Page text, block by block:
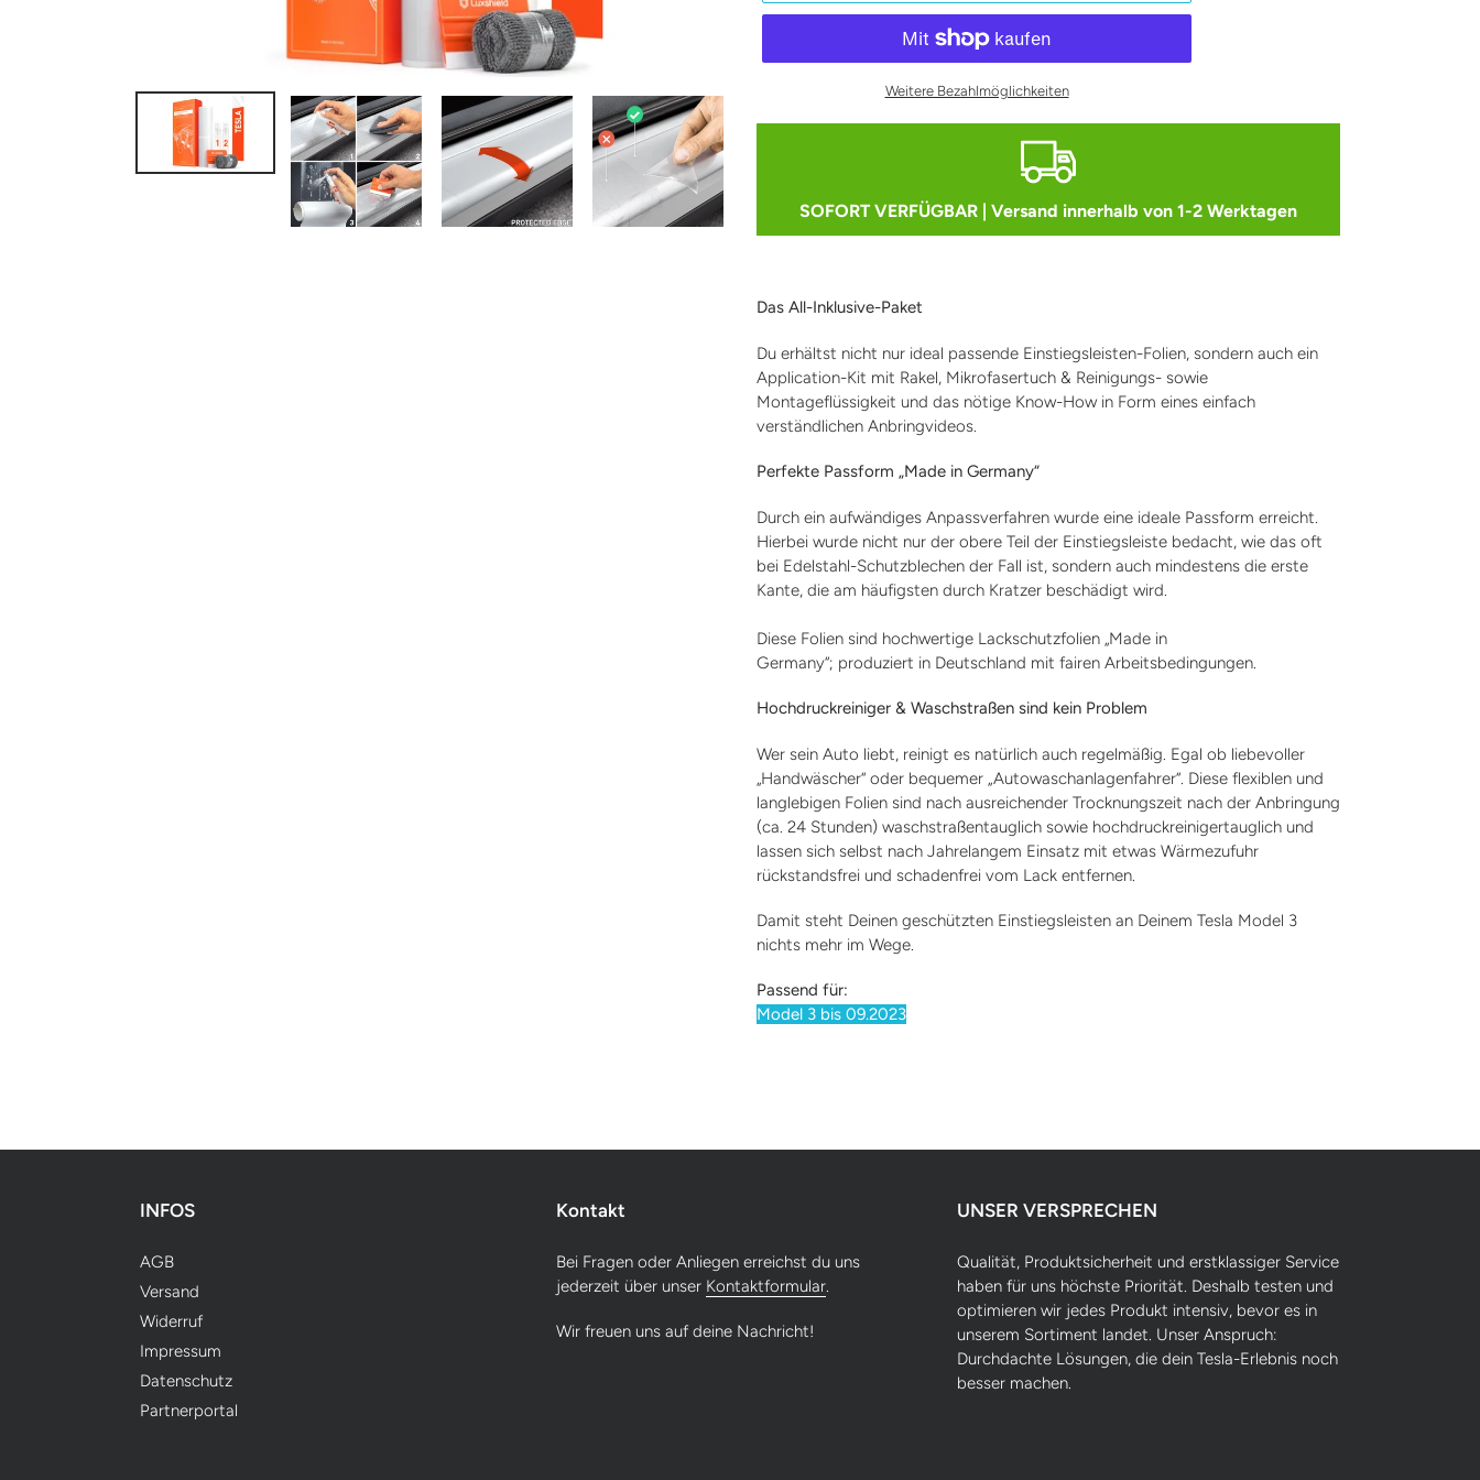
Weitere Bezahlmöglichkeiten
SOFORT VERFÜGBAR | Versand innerhalb von 1-2 Werktagen
Warenkorb
hinzugefügt
Das All-Inklusive-Paket
Du erhältst nicht nur ideal passende Einstiegsleisten-Folien, sondern auch ein
Application-Kit mit Rakel, Mikrofasertuch & Reinigungs- sowie
Montageflüssigkeit und das nötige Know-How in Form eines einfach
verständlichen Anbringvideos.
Perfekte Passform „Made in Germany“
Durch ein aufwändiges Anpassverfahren wurde eine ideale Passform erreicht.
Hierbei wurde nicht nur der obere Teil der Einstiegsleiste bedacht, wie das oft
bei Edelstahl-Schutzblechen der Fall ist, sondern auch mindestens die erste
Kante, die am häufigsten durch Kratzer beschädigt wird.
Diese Folien sind hochwertige Lackschutzfolien „Made in
Germany“; produziert in Deutschland mit fairen Arbeitsbedingungen.
Hochdruckreiniger & Waschstraßen sind kein Problem
Wer sein Auto liebt, reinigt es natürlich auch regelmäßig. Egal ob liebevoller
„Handwäscher“ oder bequemer „Autowaschanlagenfahrer“. Diese flexiblen und
langlebigen Folien sind nach ausreichender Trocknungszeit nach der Anbringung
(ca. 24 Stunden) waschstraßentauglich sowie hochdruckreinigertauglich und
lassen sich selbst nach Jahrelangem Einsatz mit etwas Wärmezufuhr
rückstandsfrei und schadenfrei vom Lack entfernen.
Damit steht Deinen geschützten Einstiegsleisten an Deinem Tesla Model 3
nichts mehr im Wege.
Passend für:
Model 3 bis 09.2023
INFOS
AGB
Versand
Widerruf
Impressum
Datenschutz
Partnerportal
Kontakt
Bei Fragen oder Anliegen erreichst du uns
jederzeit über unser Kontaktformular.
Wir freuen uns auf deine Nachricht!
UNSER VERSPRECHEN
Qualität, Produktsicherheit und erstklassiger Service
haben für uns höchste Priorität. Deshalb testen und
optimieren wir jedes Produkt intensiv, bevor es in
unserem Sortiment landet. Unser Anspruch:
Durchdachte Lösungen, die dein Tesla-Erlebnis noch
besser machen.